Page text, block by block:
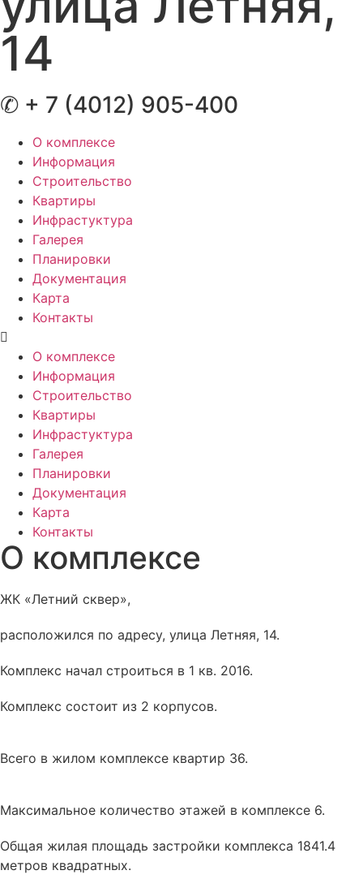
14
✆ + 7 (4012) 905-400
О комплексе
Информация
Строительство
Квартиры
Инфрастуктура
Галерея
Планировки
Документация
Карта
Контакты
О комплексе
Информация
Строительство
Квартиры
Инфрастуктура
Галерея
Планировки
Документация
Карта
Контакты
О комплексе
ЖК «Летний сквер»,
расположился по адресу, улица Летняя, 14.
Комплекс начал строиться в 1 кв. 2016.
Комплекс состоит из 2 корпусов.
Всего в жилом комплексе квартир 36.
Максимальное количество этажей в комплексе 6.
Общая жилая площадь застройки комплекса 1841.4
метров квадратных.